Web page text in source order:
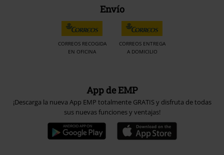
Envío
CORREOS RECOGIDA
EN OFICINA
CORREOS ENTREGA
A DOMICILIO
App de EMP
¡Descarga la nueva App EMP totalmente GRATIS y disfruta de todas
sus nuevas funciones y ventajas!